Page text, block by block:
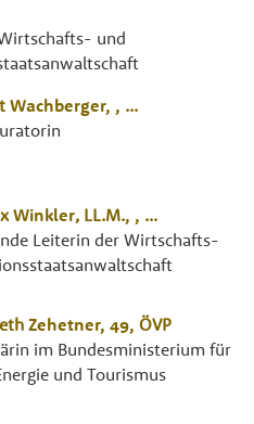
und
Wachberger, , ...
Winkler, LL.M., , ...
Leiterin der Wirtschafts-
Zehetner, 49, ÖVP
im Bundesministerium für
und Tourismus